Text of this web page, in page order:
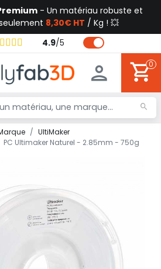
- Un matériau robuste et
8,30€ HT / Kg ! 💥
4.9/5
0
UltiMaker
PC Ultimaker Naturel - 2.85mm - 750g